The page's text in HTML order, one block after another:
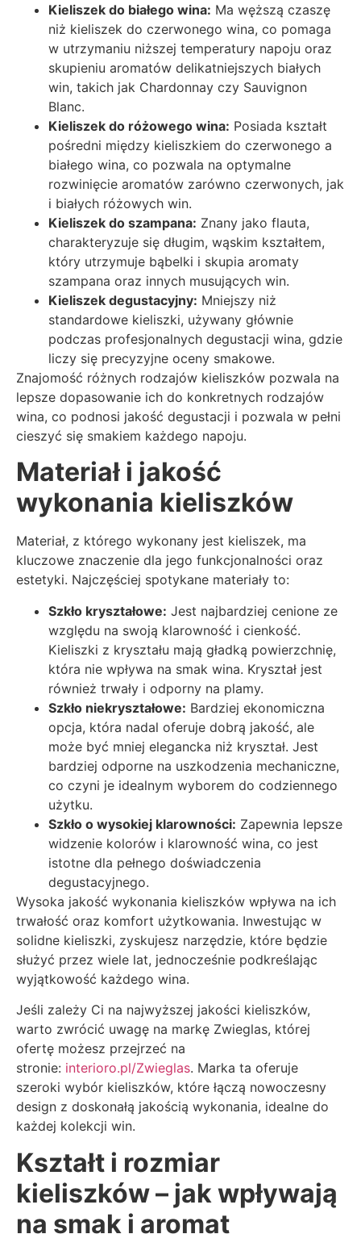
Kieliszek do białego wina: Ma węższą czaszę
niż kieliszek do czerwonego wina, co pomaga
w utrzymaniu niższej temperatury napoju oraz
skupieniu aromatów delikatniejszych białych
win, takich jak Chardonnay czy Sauvignon
Blanc.
Kieliszek do różowego wina: Posiada kształt
pośredni między kieliszkiem do czerwonego a
białego wina, co pozwala na optymalne
rozwinięcie aromatów zarówno czerwonych, jak
i białych różowych win.
Kieliszek do szampana: Znany jako flauta,
charakteryzuje się długim, wąskim kształtem,
który utrzymuje bąbelki i skupia aromaty
szampana oraz innych musujących win.
Kieliszek degustacyjny: Mniejszy niż
standardowe kieliszki, używany głównie
podczas profesjonalnych degustacji wina, gdzie
liczy się precyzyjne oceny smakowe.
Znajomość różnych rodzajów kieliszków pozwala na
lepsze dopasowanie ich do konkretnych rodzajów
wina, co podnosi jakość degustacji i pozwala w pełni
cieszyć się smakiem każdego napoju.
Materiał i jakość
wykonania kieliszków
Materiał, z którego wykonany jest kieliszek, ma
kluczowe znaczenie dla jego funkcjonalności oraz
estetyki. Najczęściej spotykane materiały to:
Szkło kryształowe: Jest najbardziej cenione ze
względu na swoją klarowność i cienkość.
Kieliszki z kryształu mają gładką powierzchnię,
która nie wpływa na smak wina. Kryształ jest
również trwały i odporny na plamy.
Szkło niekryształowe: Bardziej ekonomiczna
opcja, która nadal oferuje dobrą jakość, ale
może być mniej elegancka niż kryształ. Jest
bardziej odporne na uszkodzenia mechaniczne,
co czyni je idealnym wyborem do codziennego
użytku.
Szkło o wysokiej klarowności: Zapewnia lepsze
widzenie kolorów i klarowność wina, co jest
istotne dla pełnego doświadczenia
degustacyjnego.
Wysoka jakość wykonania kieliszków wpływa na ich
trwałość oraz komfort użytkowania. Inwestując w
solidne kieliszki, zyskujesz narzędzie, które będzie
służyć przez wiele lat, jednocześnie podkreślając
wyjątkowość każdego wina.
Jeśli zależy Ci na najwyższej jakości kieliszków,
warto zwrócić uwagę na markę Zwieglas, której
ofertę możesz przejrzeć na
stronie: interioro.pl/Zwieglas. Marka ta oferuje
szeroki wybór kieliszków, które łączą nowoczesny
design z doskonałą jakością wykonania, idealne do
każdej kolekcji win.
Kształt i rozmiar
kieliszków – jak wpływają
na smak i aromat